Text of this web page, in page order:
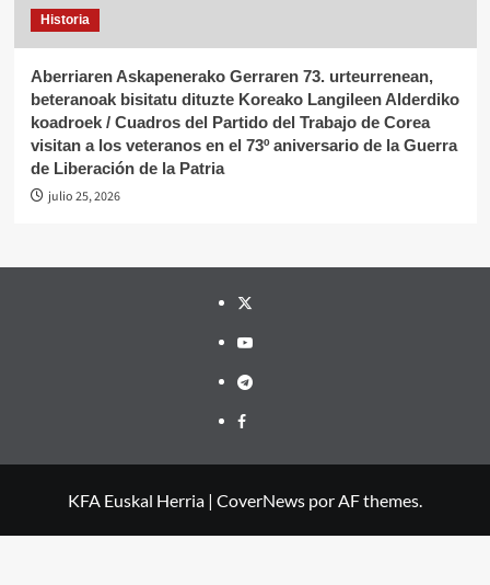
Historia
Aberriaren Askapenerako Gerraren 73. urteurrenean,
beteranoak bisitatu dituzte Koreako Langileen Alderdiko
koadroek / Cuadros del Partido del Trabajo de Corea
visitan a los veteranos en el 73º aniversario de la Guerra
de Liberación de la Patria
julio 25, 2026
Twitter
YouTube
Telegram
Facebook
KFA Euskal Herria | CoverNews por AF themes.